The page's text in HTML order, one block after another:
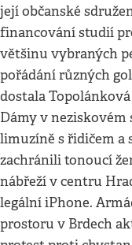
její občanské
financování studií
většinu vybraných
pořádání různých
dostala
Dámy v
limuzíně s řidičem a
zachránili tonoucí
nábřeží v centru
legální iPhone.
prostoru v Brdech